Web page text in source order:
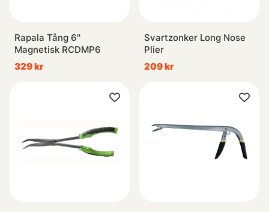
Rapala Tång 6''
Magnetisk RCDMP6
329 kr
Svartzonker Long Nose
Plier
209 kr